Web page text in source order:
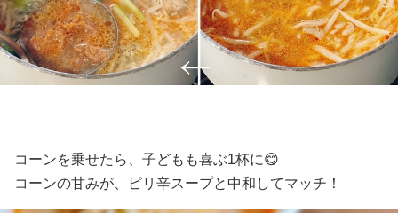
コーンを乗せたら、子どもも喜ぶ1杯に😋
コーンの甘みが、ピリ辛スープと中和してマッチ！